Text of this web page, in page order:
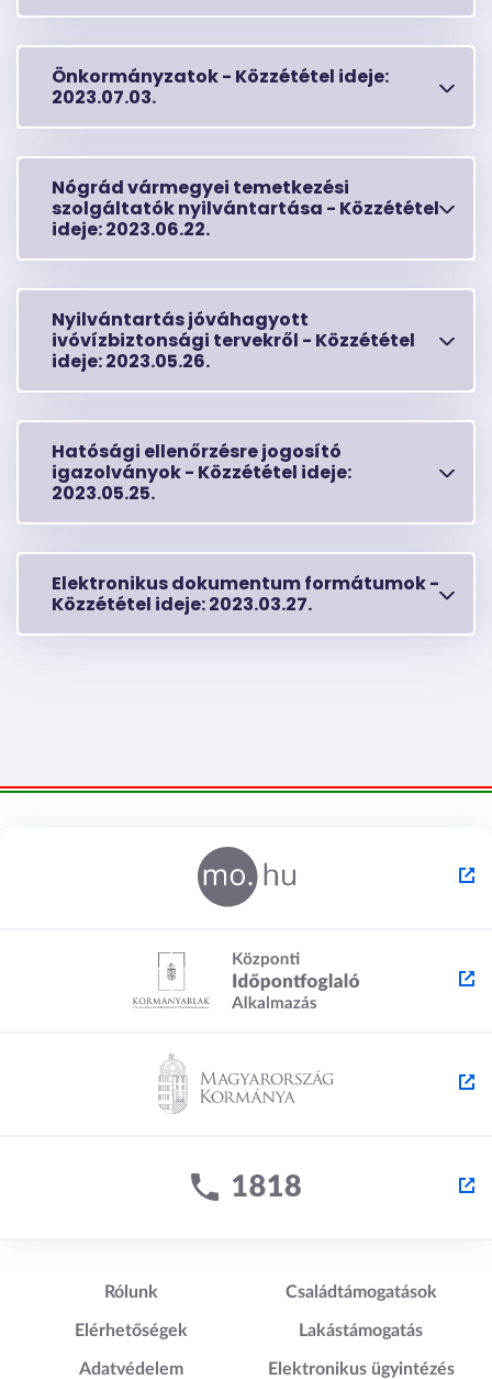
Önkormányzatok - Közzététel ideje:
2023.07.03.
Nógrád vármegyei temetkezési
szolgáltatók nyilvántartása - Közzététel
ideje:2023.06.22.
Nyilvántartás jóváhagyott
ivóvízbiztonsági tervekről - Közzététel
ideje:2023.05.26.
Hatósági ellenőrzésre jogosító
igazolványok - Közzététel ideje:
2023.05.25.
Elektronikus dokumentum formátumok -
Közzététel ideje:2023.03.27.
Lábléc1
Rólunk
Elérhetőségek
Adatvédelem
Lábléc2
Családtámogatások
Lakástámogatás
Elektronikus ügyintézés